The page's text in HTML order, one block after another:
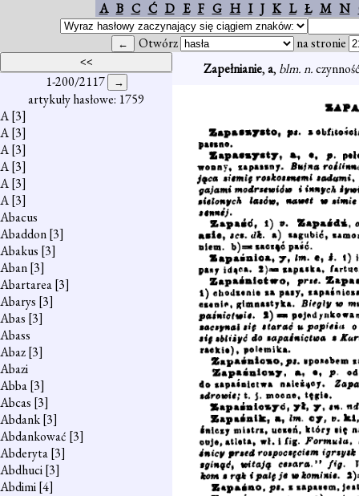
A B C Ć D E F G H I J K L Ł M N
Otwórz na stronie
1-200/2117
artykuły hasłowe: 1759
A[3]
A[3]
A[3]
A[3]
A[3]
A[3]
Abacus
Abaddon[3]
Abakus [3]
Aban[3]
Abartarea[3]
Abarys [3]
Abas [3]
Abass
Abaz[3]
Abazi
Abba[3]
Abcas [3]
Abdank[3]
Abdankować [3]
Abderyta[3]
Abdhuci[3]
Abdimi[4]
Zapełnianie,a, blm. n.